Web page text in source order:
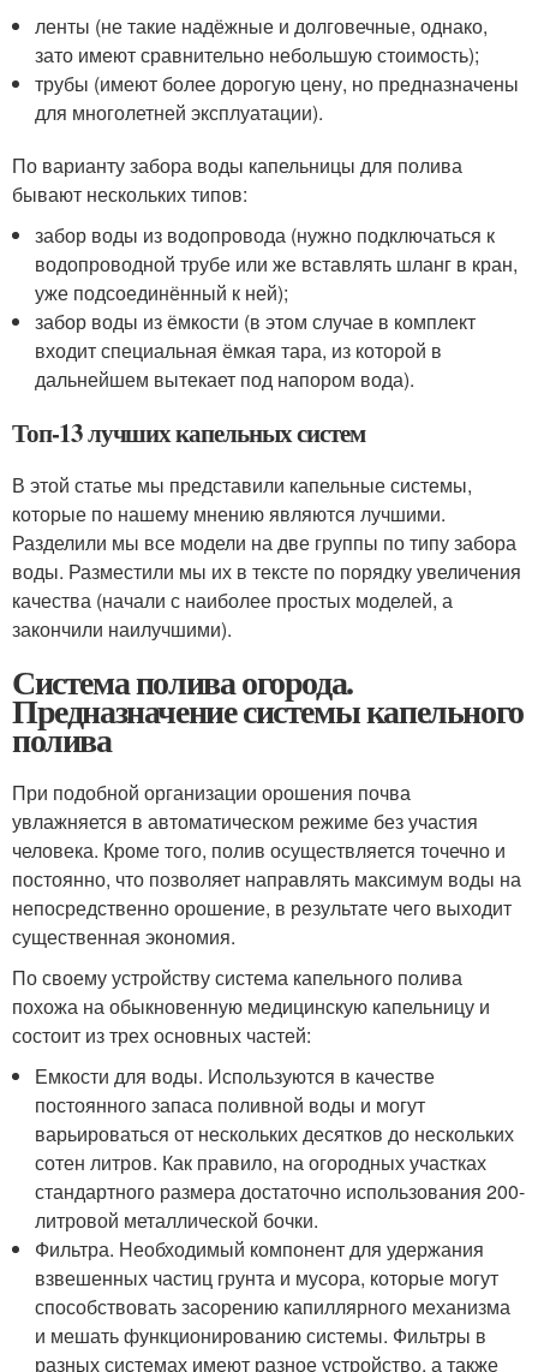
ленты (не такие надёжные и долговечные, однако,
зато имеют сравнительно небольшую стоимость);
трубы (имеют более дорогую цену, но предназначены
для многолетней эксплуатации).
По варианту забора воды капельницы для полива
бывают нескольких типов:
забор воды из водопровода (нужно подключаться к
водопроводной трубе или же вставлять шланг в кран,
уже подсоединённый к ней);
забор воды из ёмкости (в этом случае в комплект
входит специальная ёмкая тара, из которой в
дальнейшем вытекает под напором вода).
Топ-13 лучших капельных систем
В этой статье мы представили капельные системы,
которые по нашему мнению являются лучшими.
Разделили мы все модели на две группы по типу забора
воды. Разместили мы их в тексте по порядку увеличения
качества (начали с наиболее простых моделей, а
закончили наилучшими).
Система полива огорода.
Предназначение системы капельного
полива
При подобной организации орошения почва
увлажняется в автоматическом режиме без участия
человека. Кроме того, полив осуществляется точечно и
постоянно, что позволяет направлять максимум воды на
непосредственно орошение, в результате чего выходит
существенная экономия.
По своему устройству система капельного полива
похожа на обыкновенную медицинскую капельницу и
состоит из трех основных частей:
Емкости для воды. Используются в качестве
постоянного запаса поливной воды и могут
варьироваться от нескольких десятков до нескольких
сотен литров. Как правило, на огородных участках
стандартного размера достаточно использования 200-
литровой металлической бочки.
Фильтра. Необходимый компонент для удержания
взвешенных частиц грунта и мусора, которые могут
способствовать засорению капиллярного механизма
и мешать функционированию системы. Фильтры в
разных системах имеют разное устройство, а также